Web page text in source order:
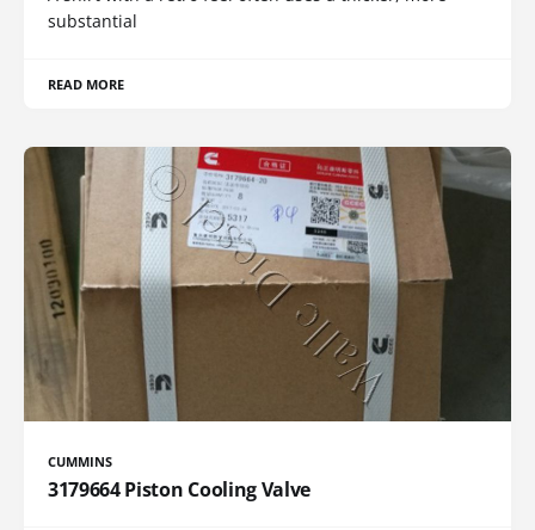
substantial
READ MORE
CUMMINS
3179664 Piston Cooling Valve